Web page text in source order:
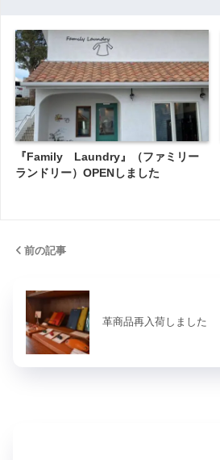
『Family Laundry』（ファミリー
ランドリー）OPENしました
前の記事
革商品再入荷しました